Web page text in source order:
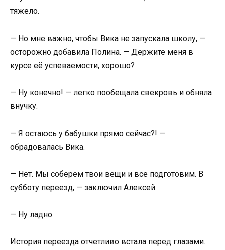
тяжело.
— Но мне важно, чтобы Вика не запускала школу, —
осторожно добавила Полина. — Держите меня в
курсе её успеваемости, хорошо?
— Ну конечно! — легко пообещала свекровь и обняла
внучку.
— Я остаюсь у бабушки прямо сейчас?! —
обрадовалась Вика.
— Нет. Мы соберем твои вещи и все подготовим. В
субботу переезд, — заключил Алексей.
— Ну ладно.
История переезда отчетливо встала перед глазами.